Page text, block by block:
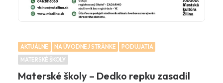
AKTUÁLNE NA ÚVODNEJ STRÁNKE
PODUJATIA
MATERSKÉ ŠKOLY
Materské školy – Dedko repku zasadil